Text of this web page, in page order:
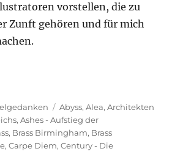
vorstellen, die zu
Zunft gehören und für mich
Helden – Brettspiel Illustratoren“
Schlagwörter
Abyss,Alea,Architekten
,Ashes - Aufstieg der
, Brass Birmingham, Brass
,Carpe Diem,Century - Die